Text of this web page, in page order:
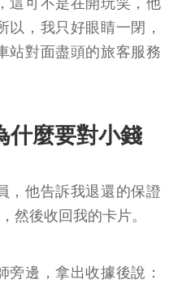
這可不是在開玩笑，他
，我只好眼睛一閉，
站對面盡頭的旅客服務
什麼要對小錢
，他告訴我退還的保證
然後收回我的卡片。
邊，拿出收據後說：